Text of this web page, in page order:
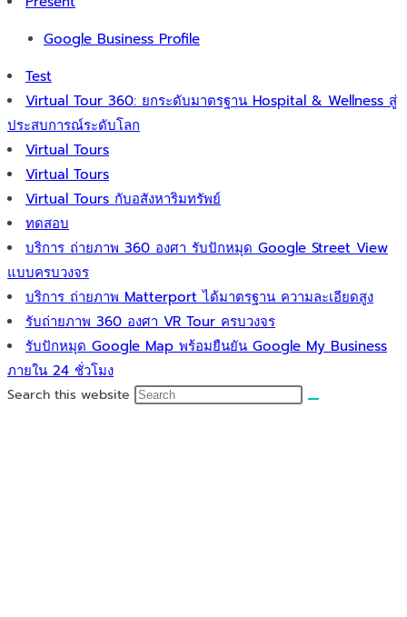
Google Business Profile
Test
Virtual Tour 360: ยกระดับมาตรฐาน Hospital & Wellness สู่
ประสบการณ์ระดับโลก
Virtual Tours
Virtual Tours
Virtual Tours กับอสังหาริมทรัพย์
ทดสอบ
บริการ ถ่ายภาพ 360 องศา รับปักหมุด Google Street View
แบบครบวงจร
บริการ ถ่ายภาพ Matterport ได้มาตรฐาน ความละเอียดสูง
รับถ่ายภาพ 360 องศา VR Tour ครบวงจร
รับปักหมุด Google Map พร้อมยืนยัน Google My Business
ภายใน 24 ชั่วโมง
Search this website